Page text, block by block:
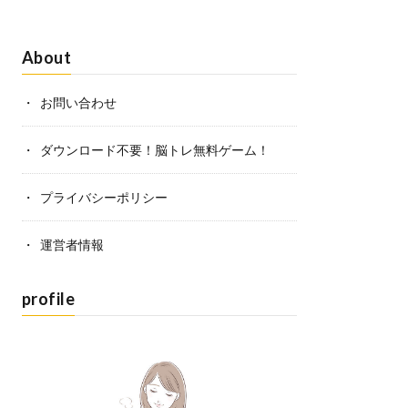
About
お問い合わせ
ダウンロード不要！脳トレ無料ゲーム！
プライバシーポリシー
運営者情報
profile